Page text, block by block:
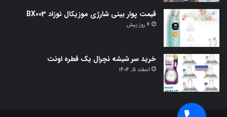
قیمت پوار بینی شارژی موزیکال نوزاد BX003
4 روز پیش
خرید سر شیشه نچرال یک قطره اونت
اسفند 5, 1404